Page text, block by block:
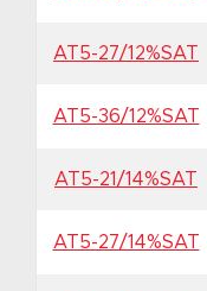
AT5-27/12%SAT
AT5-36/12%SAT
AT5-21/14%SAT
AT5-27/14%SAT